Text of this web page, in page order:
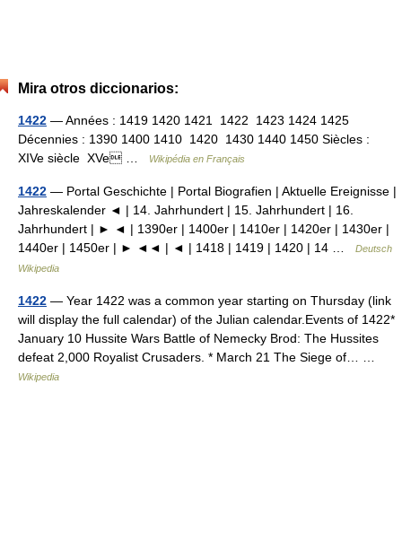
Mira otros diccionarios:
1422 — Années : 1419 1420 1421 1422 1423 1424 1425
Décennies : 1390 1400 1410 1420 1430 1440 1450 Siècles :
XIVe siècle XVe …
Wikipédia en Français
1422 — Portal Geschichte | Portal Biografien | Aktuelle Ereignisse |
Jahreskalender ◄ | 14. Jahrhundert | 15. Jahrhundert | 16.
Jahrhundert | ► ◄ | 1390er | 1400er | 1410er | 1420er | 1430er |
1440er | 1450er | ► ◄◄ | ◄ | 1418 | 1419 | 1420 | 14 …
Deutsch
Wikipedia
1422 — Year 1422 was a common year starting on Thursday (link
will display the full calendar) of the Julian calendar.Events of 1422*
January 10 Hussite Wars Battle of Nemecky Brod: The Hussites
defeat 2,000 Royalist Crusaders. * March 21 The Siege of… …
Wikipedia